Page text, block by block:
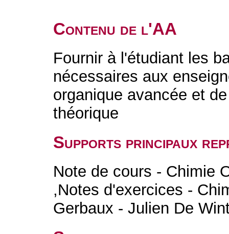
Contenu de l'AA
Fournir à l'étudiant les
nécessaires aux
organique avancée et
théorique
Supports principaux
Note de cours - Chimie
,Notes d'exercices -
Gerbaux - Julien De